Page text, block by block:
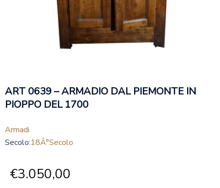
ART 0639 – ARMADIO DAL PIEMONTE IN
PIOPPO DEL 1700
Armadi
Secolo:18Â°secolo
€3.050,00